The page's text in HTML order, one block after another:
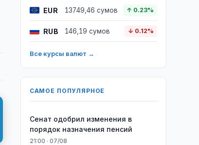
EUR 13749,46 сумов ↑ 0.23%
RUB 146,19 сумов ↓ 0.12%
Все курсы валют →
САМОЕ ПОПУЛЯРНОЕ
Сенат одобрил изменения в
порядок назначения пенсий
21:00 · 07/08